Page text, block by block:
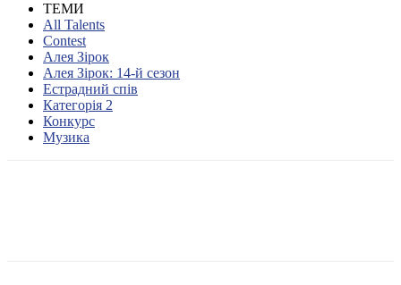
ТЕМИ
All Talents
Contest
Алея Зірок
Алея Зірок: 14-й сезон
Естрадний спів
Категорія 2
Конкурс
Музика